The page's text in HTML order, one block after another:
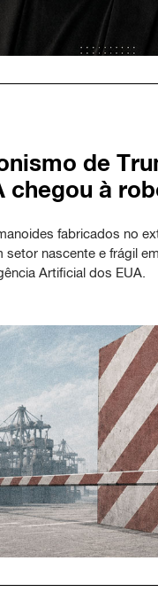
de
chegou à
fabricados no
setor nascente e frágil
Artificial dos EUA.